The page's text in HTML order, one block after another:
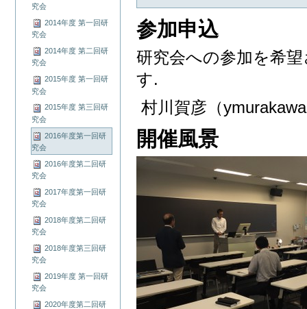
究会
2014年度 第一回研
究会
2014年度 第二回研
究会
2015年度 第一回研
究会
2015年度 第三回研
究会
2016年度第一回研
究会
2016年度第二回研
究会
2017年度第一回研
究会
2018年度第二回研
究会
2018年度第三回研
究会
2019年度 第一回研
究会
2020年度第二回研
参加申込
研究会への参加を希
す.
村川賀彦（
開催風景